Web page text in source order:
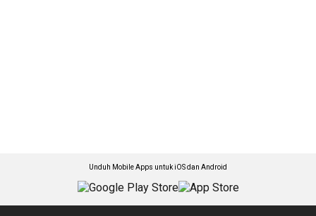
Unduh Mobile Apps untuk iOS dan Android